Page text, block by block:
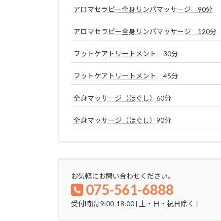
アロマセラピー全身リンパマッサージ 90分
アロマセラピー全身リンパマッサージ 120分
フットケアトリートメント 30分
フットケアトリートメント 45分
全身マッサージ（ほぐし）60分
全身マッサージ（ほぐし）90分
お気軽にお問い合わせください。
075-561-6888
受付時間 9:00-18:00 [ 土・日・祝日除く ]